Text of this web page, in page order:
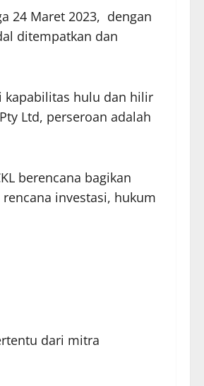
24 Maret 2023, dengan
ditempatkan dan
kapabilitas hulu dan hilir
Ltd, perseroan adalah
berencana bagikan
investasi, hukum
dari mitra